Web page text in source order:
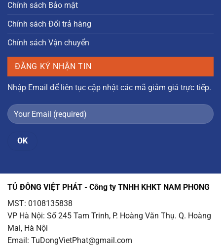
Chính sách Bảo mật
Chính sách Đổi trả hàng
Chính sách Vận chuyển
ĐĂNG KÝ NHẬN TIN
Nhập Email để liên tục cập nhật các mã giảm giá trực tiếp.
TỦ ĐÔNG VIỆT PHÁT - Công ty TNHH KHKT NAM PHONG
MST: 0108135838
VP Hà Nội: Số 245 Tam Trinh, P. Hoàng Văn Thụ. Q. Hoàng
Mai, Hà Nội
Email : TuDongVietPhat@gmail.com